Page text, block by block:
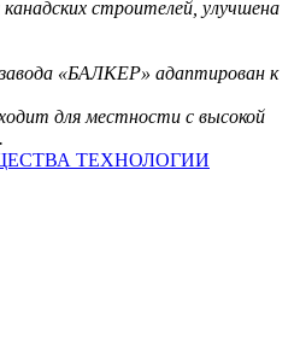
строителей, улучшена
«БАЛКЕР» адаптирован к
для местности с высокой
ТЕХНОЛОГИИ